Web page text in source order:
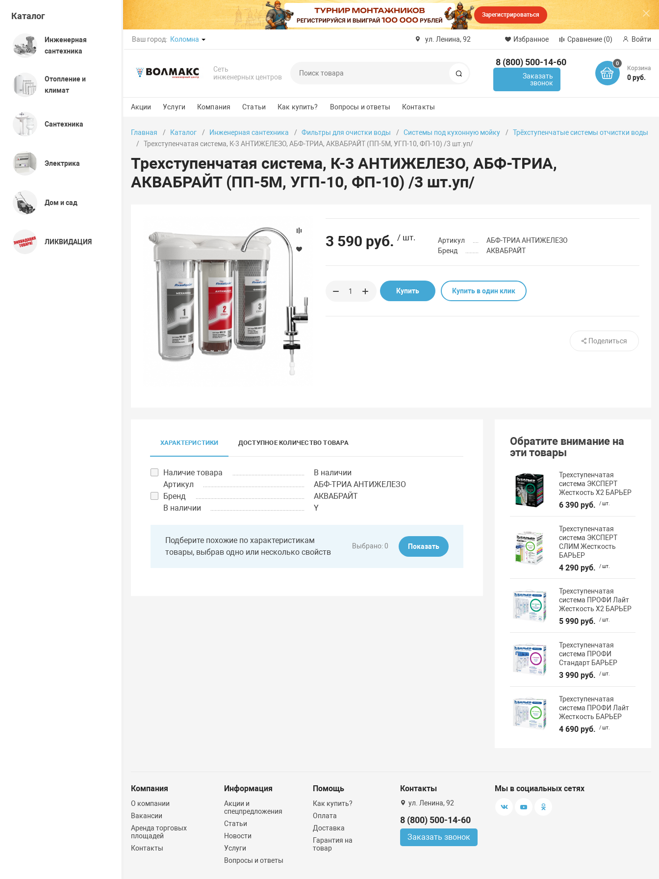
Зарегистрироваться
Ваш город: Коломна ул. Ленина, 92 Избранное Сравнение (0) Войти
Сеть
инженерных центров
8 (800) 500-14-60
Заказать
звонок
0
Корзина
0 руб.
Акции Услуги Компания Статьи Как купить? Вопросы и ответы Контакты
Каталог
Инженерная
сантехника
Отопление и
климат
Сантехника
Электрика
Дом и сад
ЛИКВИДАЦИЯ
Главная Каталог Инженерная сантехника Фильтры для очистки воды Системы под кухонную мойку
Трёхступенчатые системы отчистки воды
Трехступенчатая система, К-3 АНТИЖЕЛЕЗО, АБФ-ТРИА, АКВАБРАЙТ (ПП-5М, УГП-10, ФП-10) /3 шт.уп/
Трехступенчатая система, К-3 АНТИЖЕЛЕЗО, АБФ-ТРИА,
АКВАБРАЙТ (ПП-5М, УГП-10, ФП-10) /3 шт.уп/
3 590 руб. / шт. Артикул
АБФ-ТРИА АНТИЖЕЛЕЗО
Бренд
АКВАБРАЙТ
Купить Купить в один клик
Поделиться
ХАРАКТЕРИСТИКИ ДОСТУПНОЕ КОЛИЧЕСТВО ТОВАРА
Наличие товара
В наличии
Артикул
АБФ-ТРИА АНТИЖЕЛЕЗО
Бренд
АКВАБРАЙТ
В наличии
Y
Подберите похожие по характеристикам
товары, выбрав одно или несколько свойств
Выбрано:0 Показать
Обратите внимание на
эти товары
Трехступенчатая
система ЭКСПЕРТ
Жесткость Х2 БАРЬЕР
6 390 руб. / шт.
Трехступенчатая
система ЭКСПЕРТ
СЛИМ Жесткость
БАРЬЕР
4 290 руб. / шт.
Трехступенчатая
система ПРОФИ Лайт
Жесткость Х2 БАРЬЕР
5 990 руб. / шт.
Трехступенчатая
система ПРОФИ
Стандарт БАРЬЕР
3 990 руб. / шт.
Трехступенчатая
система ПРОФИ Лайт
Жесткость БАРЬЕР
4 690 руб. / шт.
Компания
О компании
Вакансии
Аренда торговых
площадей
Контакты
Информация
Акции и
спецпредложения
Статьи
Новости
Услуги
Вопросы и ответы
Помощь
Как купить?
Оплата
Доставка
Гарантия на
товар
Контакты
ул. Ленина, 92
8 (800) 500-14-60
Заказать звонок
Мы в социальных сетях